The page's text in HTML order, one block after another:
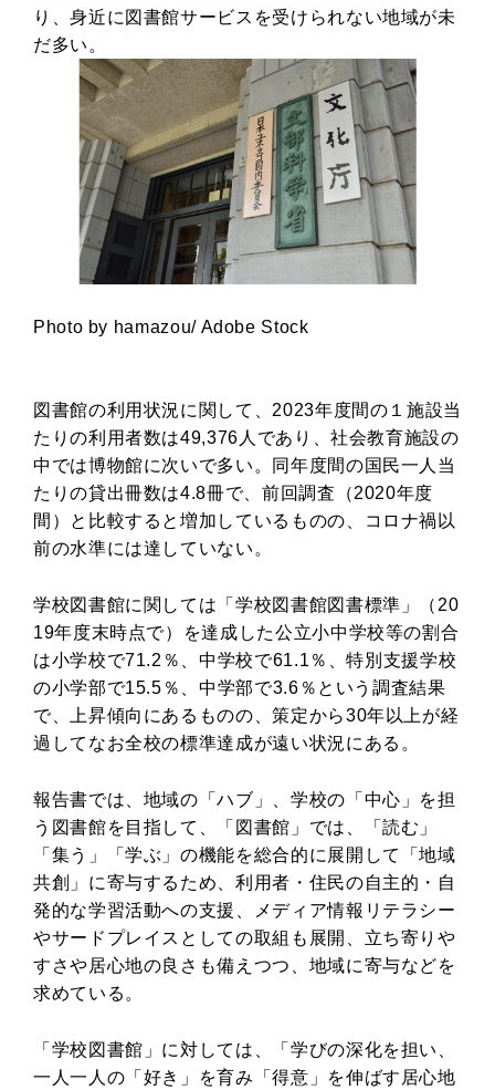
り、身近に図書館サービスを受けられない地域が未
だ多い。
Photo by hamazou/ Adobe Stock
図書館の利用状況に関して、2023年度間の１施設当
たりの利用者数は49,376人であり、社会教育施設の
中では博物館に次いで多い。同年度間の国民一人当
たりの貸出冊数は4.8冊で、前回調査（2020年度
間）と比較すると増加しているものの、コロナ禍以
前の水準には達していない。
学校図書館に関しては「学校図書館図書標準」（20
19年度末時点で）を達成した公立小中学校等の割合
は小学校で71.2％、中学校で61.1％、特別支援学校
の小学部で15.5％、中学部で3.6％という調査結果
で、上昇傾向にあるものの、策定から30年以上が経
過してなお全校の標準達成が遠い状況にある。
報告書では、地域の「ハブ」、学校の「中心」を担
う図書館を目指して、「図書館」では、「読む」
「集う」「学ぶ」の機能を総合的に展開して「地域
共創」に寄与するため、利用者・住民の自主的・自
発的な学習活動への支援、メディア情報リテラシー
やサードプレイスとしての取組も展開、立ち寄りや
すさや居心地の良さも備えつつ、地域に寄与などを
求めている。
「学校図書館」に対しては、「学びの深化を担い、
一人一人の「好き」を育み「得意」を伸ばす居心地